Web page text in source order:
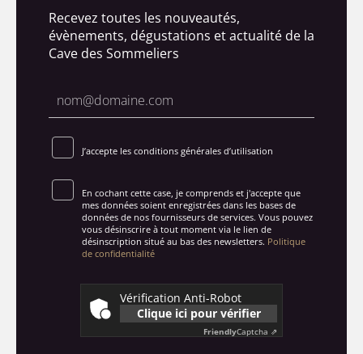
Recevez toutes les nouveautés,
évènements, dégustations et actualité de la
Cave des Sommeliers
J’accepte les conditions générales d’utilisation
En cochant cette case, je comprends et j'accepte que
mes données soient enregistrées dans les bases de
données de nos fournisseurs de services. Vous pouvez
vous désinscrire à tout moment via le lien de
désinscription situé au bas des newsletters. Politique
de confidentialité
Vérification Anti-Robot
Clique ici pour vérifier
FriendlyCaptcha ⇗